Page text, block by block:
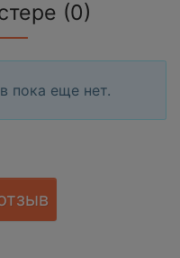
(0)
пока еще нет.